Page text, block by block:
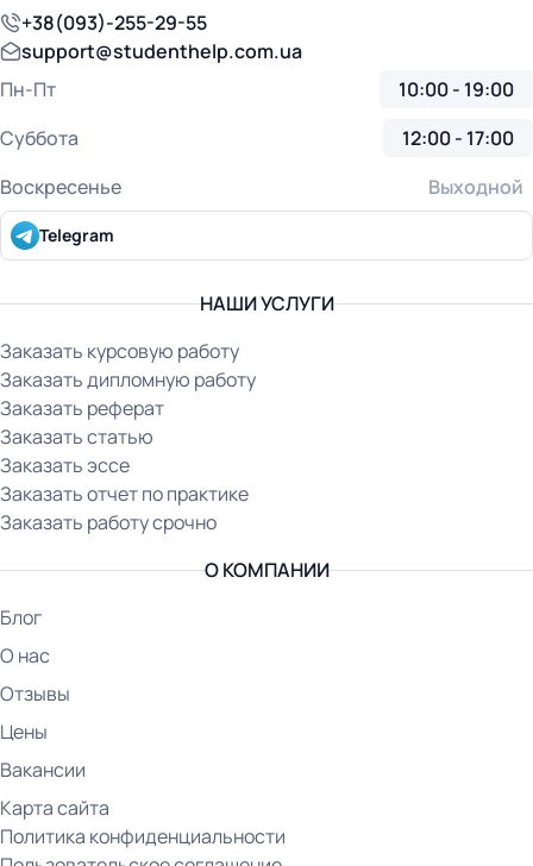
НАШИ УСЛУГИ
Заказать курсовую работу
Заказать дипломную работу
Заказать реферат
Заказать статью
Заказать эссе
Заказать отчет по практике
Заказать работу срочно
О КОМПАНИИ
Блог
О нас
Отзывы
Цены
Вакансии
Карта сайта
Политика конфиденциальности
+38(093)-255-29-55
support@studenthelp.com.ua
Пн-Пт
10:00 - 19:00
Суббота
12:00 - 17:00
Воскресенье
Выходной
Telegram